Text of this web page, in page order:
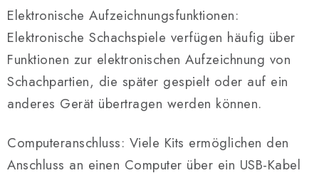
Elektronische Aufzeichnungsfunktionen:
Elektronische Schachspiele verfügen häufig über
Funktionen zur elektronischen Aufzeichnung von
Schachpartien, die später gespielt oder auf ein
anderes Gerät übertragen werden können.
Computeranschluss: Viele Kits ermöglichen den
Anschluss an einen Computer über ein USB-Kabel